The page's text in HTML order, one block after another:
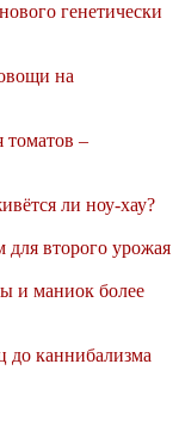
генетически
на
томатов –
ли ноу-хау?
для второго урожая
и маниок более
до каннибализма